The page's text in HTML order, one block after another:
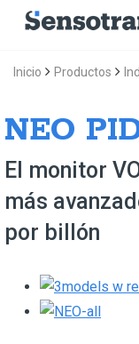
Inicio Productos
NEO
El monitor
más
por billón